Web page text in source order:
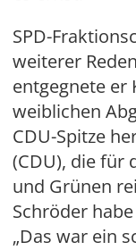
SPD-
weiterer
entgegnete er
weiblichen
CDU-Spitze
(CDU), die für
und Grünen
Schröder
„Das war ein